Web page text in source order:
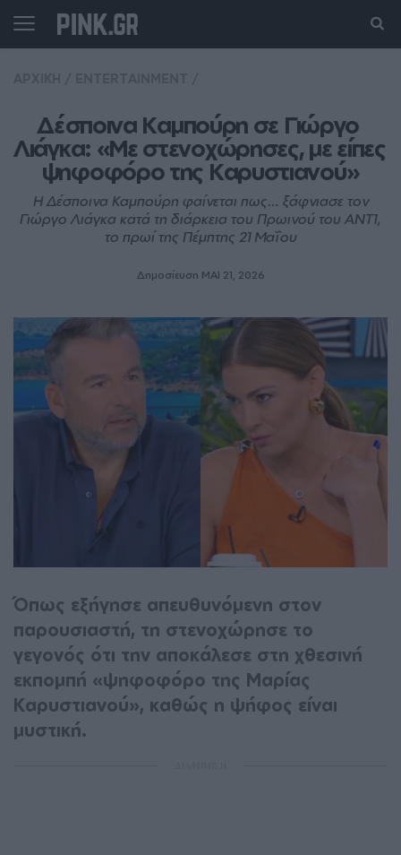
Δέσποινα Καμπούρη σε Γιώργο
Λιάγκα: «Με στενοχώρησες, με είπες
ψηφοφόρο της Καρυστιανού»
Η Δέσποινα Καμπούρη φαίνεται πως… ξάφνιασε τον
Γιώργο Λιάγκα κατά τη διάρκεια του Πρωινού του ΑΝΤ1,
το πρωί της Πέμπτης 21 Μαΐου
Δημοσίευση ΜΑΙ 21, 2026
Όπως εξήγησε απευθυνόμενη στον
παρουσιαστή, τη στενοχώρησε το
γεγονός ότι την αποκάλεσε στη χθεσινή
εκπομπή «ψηφοφόρο της Μαρίας
Καρυστιανού», καθώς η ψήφος είναι
μυστική.